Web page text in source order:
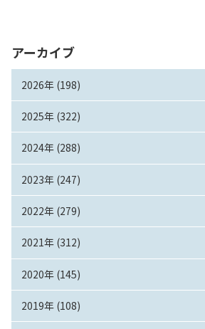
アーカイブ
2026年 (198)
2025年 (322)
2024年 (288)
2023年 (247)
2022年 (279)
2021年 (312)
2020年 (145)
2019年 (108)